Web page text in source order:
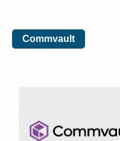
Commvault